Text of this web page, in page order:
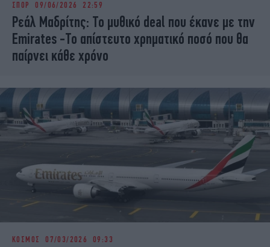
iBOOKS
OSCARS
THE OCEAN
MEDIA
ELAMEFORA
ΣΠΟΡ 09/06/2026 22:59
Ρεάλ Μαδρίτης: Το μυθικό deal που έκανε με την
Emirates -Το απίστευτο χρηματικό ποσό που θα
παίρνει κάθε χρόνο
ΚΟΣΜΟΣ 07/03/2026 09:33